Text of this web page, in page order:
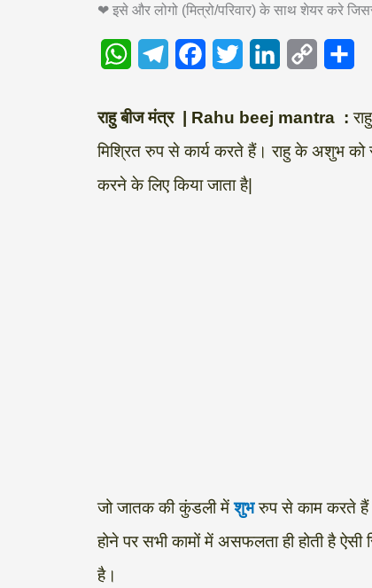
❤ इसे और लोगो (मित्रो/परिवार) के साथ शेयर करे
W
a
t
s
l
e
g
c
e
i
t
t
n
k
p
y
a
r
राहु बीज मंत्र | Rahu beej mantra :
मिश्रित रुप से कार्य करते हैं। राहु के अशुभ को
करने के लिए किया जाता है|
जो जातक की कुंडली मेंशुभरुप से काम करते हैं
होने पर सभी कामों में असफलता ही होती है
है।